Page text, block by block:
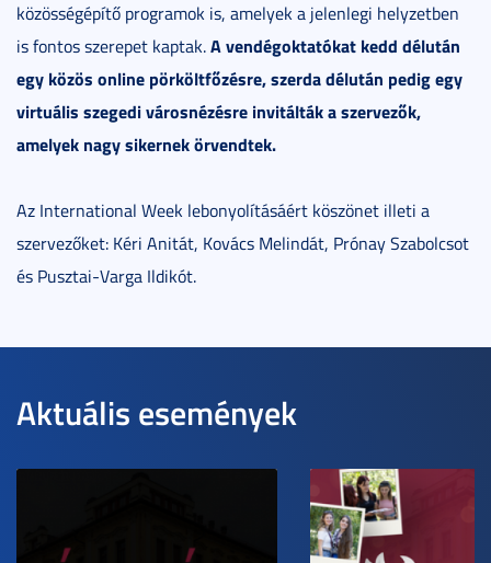
közösségépítő programok is, amelyek a jelenlegi helyzetben
is fontos szerepet kaptak.A vendégoktatókat kedd délután
egy közös online pörköltfőzésre, szerda délután pedig egy
virtuális szegedi városnézésre invitálták a szervezők,
amelyek nagy sikernek örvendtek.
Az International Week lebonyolításáért köszönet illeti a
szervezőket: Kéri Anitát, Kovács Melindát, Prónay Szabolcsot
és Pusztai-Varga Ildikót.
Aktuális események